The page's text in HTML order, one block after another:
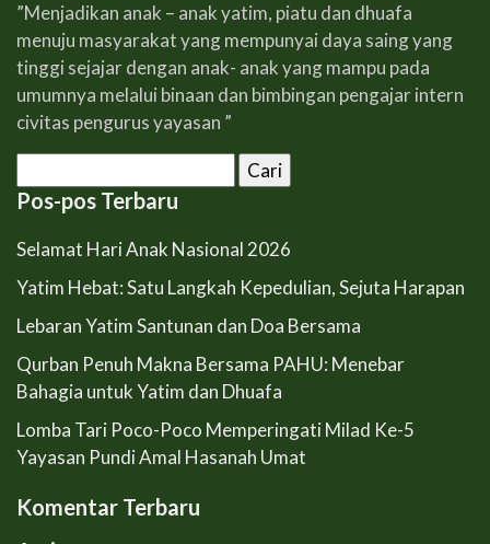
”Menjadikan anak – anak yatim, piatu dan dhuafa
menuju masyarakat yang mempunyai daya saing yang
tinggi sejajar dengan anak- anak yang mampu pada
umumnya melalui binaan dan bimbingan pengajar intern
civitas pengurus yayasan ”
untuk:
Pos-pos Terbaru
Selamat Hari Anak Nasional 2026
Yatim Hebat: Satu Langkah Kepedulian, Sejuta Harapan
Lebaran Yatim Santunan dan Doa Bersama
Qurban Penuh Makna Bersama PAHU: Menebar
Bahagia untuk Yatim dan Dhuafa
Lomba Tari Poco-Poco Memperingati Milad Ke-5
Yayasan Pundi Amal Hasanah Umat
Komentar Terbaru